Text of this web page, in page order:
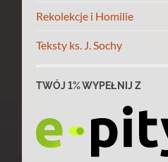
Rekolekcje i Homilie
Teksty ks. J. Sochy
TWÓJ 1% WYPEŁNIJ Z